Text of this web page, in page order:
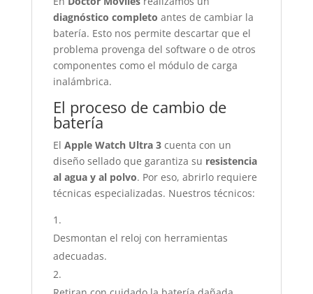
diagnóstico completo antes de cambiar la
batería. Esto nos permite descartar que el
problema provenga del software o de otros
componentes como el módulo de carga
inalámbrica.
El proceso de cambio de
batería
El Apple Watch Ultra 3cuenta con un
diseño sellado que garantiza su resistencia
al agua y al polvo. Por eso, abrirlo requiere
técnicas especializadas. Nuestros técnicos:
Desmontan el reloj con herramientas
adecuadas.